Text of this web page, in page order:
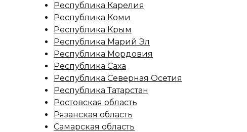
Республика Карелия
Республика Коми
Республика Крым
Республика Марий Эл
Республика Мордовия
Республика Саха
Республика Северная Осетия
Республика Татарстан
Ростовская область
Рязанская область
Самарская область